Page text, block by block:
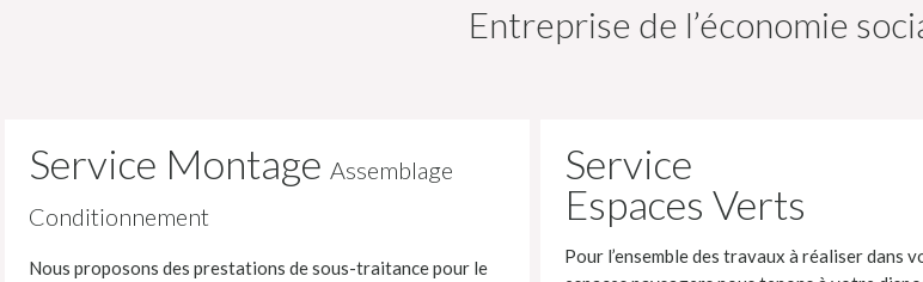
Entreprise de l’économie
Service Montage Assemblage
Conditionnement
Nous proposons des prestations de sous-traitance pour le
Service
Espaces Verts
Pour l’ensemble des travaux à réaliser dans